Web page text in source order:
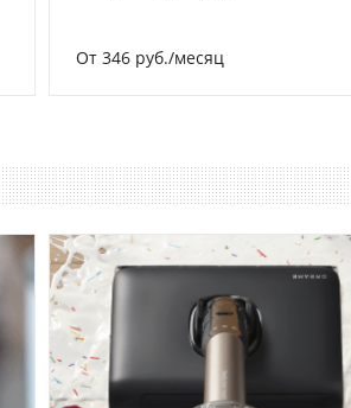
От 346 руб./месяц